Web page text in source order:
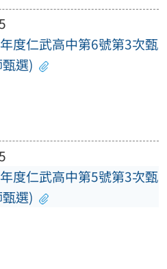
度仁武高中第6號第3次甄
選)
度仁武高中第5號第3次甄
選)